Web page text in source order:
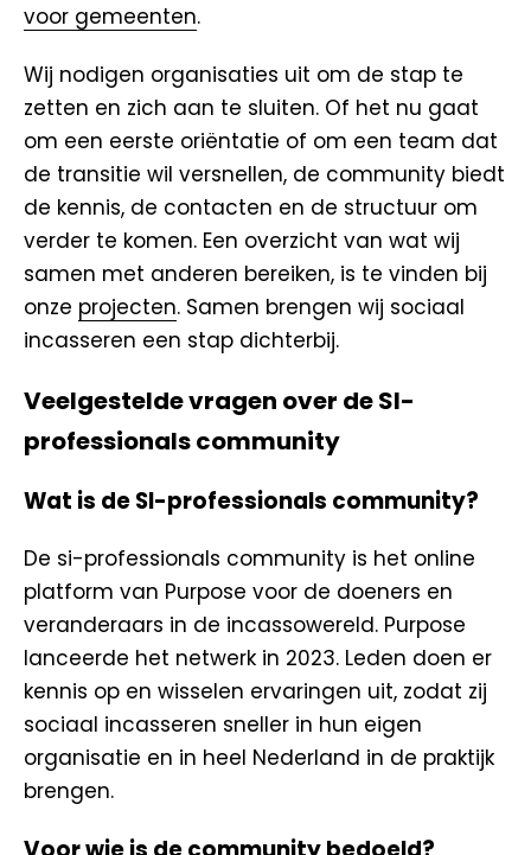
voor gemeenten.
Wij nodigen organisaties uit om de stap te
zetten en zich aan te sluiten. Of het nu gaat
om een eerste oriëntatie of om een team dat
de transitie wil versnellen, de community biedt
de kennis, de contacten en de structuur om
verder te komen. Een overzicht van wat wij
samen met anderen bereiken, is te vinden bij
onze projecten. Samen brengen wij sociaal
incasseren een stap dichterbij.
Veelgestelde vragen over de SI-
professionals community
Wat is de SI-professionals community?
De si-professionals community is het online
platform van Purpose voor de doeners en
veranderaars in de incassowereld. Purpose
lanceerde het netwerk in 2023. Leden doen er
kennis op en wisselen ervaringen uit, zodat zij
sociaal incasseren sneller in hun eigen
organisatie en in heel Nederland in de praktijk
brengen.